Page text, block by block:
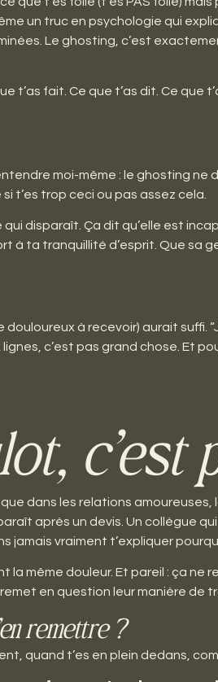
un truc en psychologie qui
Le ghosting, c’est
fait. Ce que t’as dit. Ce que
moi-même : le ghosting ne
t’es trop ceci ou pas assez cela.
disparaît. Ça dit qu’elle est
à ta tranquillité d’esprit. Que sa
à recevoir) aurait suffi.
lignes, c’est pas grand chose. Et
c’est
dans les relations amoureuses,
après un devis. Un collègue
jamais vraiment t’expliquer
même douleur. Et pareil : ça ne
en question leur manière de
remettre ?
quand t’es en plein dedans,